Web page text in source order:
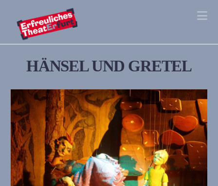
HÄNSEL UND GRETEL